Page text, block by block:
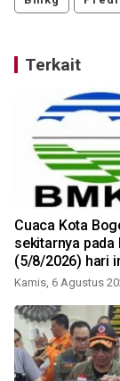
Terkait
Cuaca Kota
sekitarnya pada
(5/8/2026) hari
Kamis, 6 Agustus